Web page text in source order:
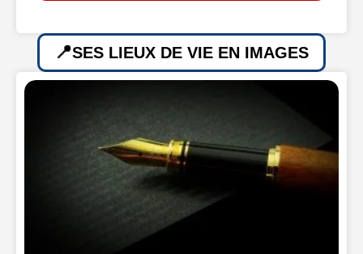
SES LIEUX DE VIE EN IMAGES